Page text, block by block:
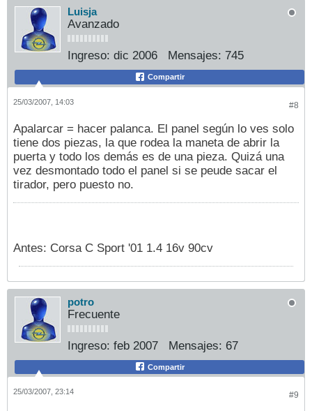
Luisja
Avanzado
Ingreso: dic 2006 Mensajes: 745
Compartir
#8
25/03/2007, 14:03
Apalarcar = hacer palanca. El panel según lo ves solo
tiene dos piezas, la que rodea la maneta de abrir la
puerta y todo los demás es de una pieza. Quizá una
vez desmontado todo el panel si se peude sacar el
tirador, pero puesto no.
Antes: Corsa C Sport '01 1.4 16v 90cv
potro
Frecuente
Ingreso: feb 2007 Mensajes: 67
Compartir
#9
25/03/2007, 23:14